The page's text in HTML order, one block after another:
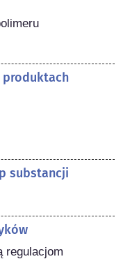
produktach
substancji
regulacjom